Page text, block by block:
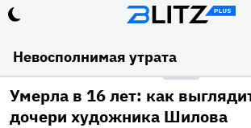
Невосполнимая утрата
Умерла в 16 лет: как
дочери художника Шилова